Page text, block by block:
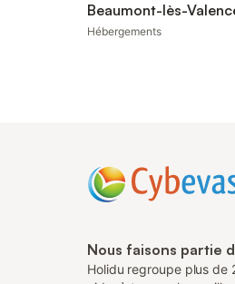
Beaumont-lès-
Hébergements
Nous faisons partie
Holidu regroupe plus de